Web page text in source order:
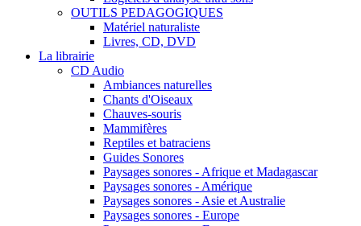
OUTILS PEDAGOGIQUES
Matériel naturaliste
Livres, CD, DVD
La librairie
CD Audio
Ambiances naturelles
Chants d'Oiseaux
Chauves-souris
Mammifères
Reptiles et batraciens
Guides Sonores
Paysages sonores - Afrique et Madagascar
Paysages sonores - Amérique
Paysages sonores - Asie et Australie
Paysages sonores - Europe